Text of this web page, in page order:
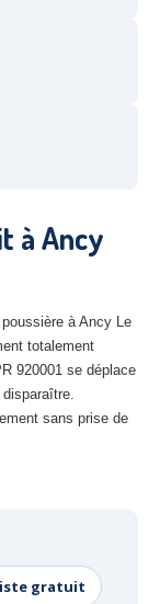
destruction
à Ancy
à Ancy Le
totalement
920001 se déplace
sans prise de
gratuit